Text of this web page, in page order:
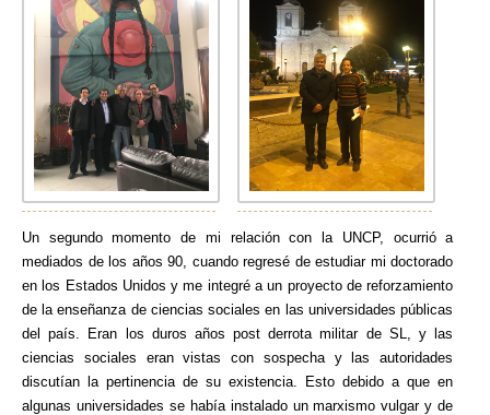
Un segundo momento de mi relación con la UNCP, ocurrió a
mediados de los años 90, cuando regresé de estudiar mi doctorado
en los Estados Unidos y me integré a un proyecto de reforzamiento
de la enseñanza de ciencias sociales en las universidades públicas
del país. Eran los duros años post derrota militar de SL, y las
ciencias sociales eran vistas con sospecha y las autoridades
discutían la pertinencia de su existencia. Esto debido a que en
algunas universidades se había instalado un marxismo vulgar y de